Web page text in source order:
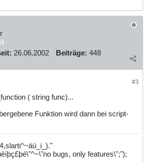
26.06.2002 Beiträge: 448
#3
( string func)...
Funktion wird dann bei script-
bugs, only features\";");